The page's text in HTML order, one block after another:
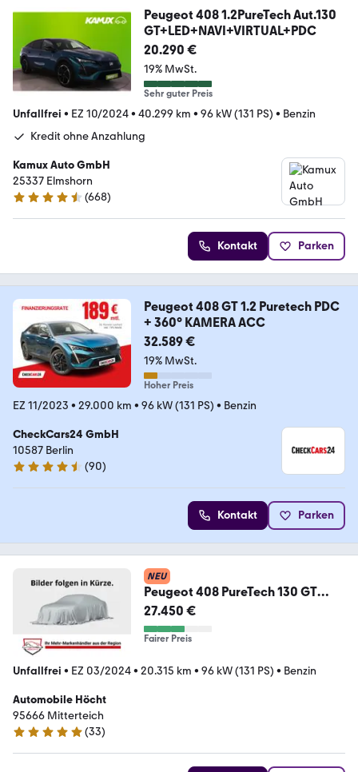
Peugeot 408 1.2PureTech Aut.130
GT+LED+NAVI+VIRTUAL+PDC
20.290 €
19% MwSt.
Sehr guter Preis
Unfallfrei • EZ 10/2024• 40.299 km • 96 kW (131 PS) • Benzin
Kredit ohne Anzahlung
Kamux Auto GmbH
25337 Elmshorn
4.6 Sterne
(668)
Kontakt Parken
Peugeot 408 GT 1.2 Puretech PDC
+ 360° KAMERA ACC
32.589 €
19% MwSt.
Hoher Preis
EZ 11/2023 • 29.000 km • 96 kW (131 PS) • Benzin
CheckCars24 GmbH
10587 Berlin
4.6 Sterne
(90)
Kontakt Parken
NEU
Peugeot 408 PureTech 130 GT
Navi Memory Sitze Soundsyste
27.450 €
Fairer Preis
Unfallfrei • EZ 03/2024• 20.315 km • 96 kW (131 PS) • Benzin
Automobile Höcht
95666 Mitterteich
4.9 Sterne
(33)